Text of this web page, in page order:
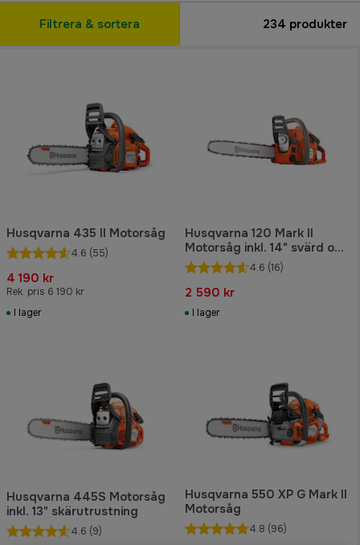
Filtrera & sortera 234 produkter
Husqvarna 435 II Motorsåg
4.6 (55)
4 190 kr
Rek. pris 6 190 kr
I lager
Husqvarna 120 Mark II
Motorsåg inkl. 14" svärd och
kedja
4.6 (16)
2 590 kr
I lager
Husqvarna 445S Motorsåg
inkl. 13" skärutrustning
4.6 (9)
Husqvarna 550 XP G Mark II
Motorsåg
4.8 (96)